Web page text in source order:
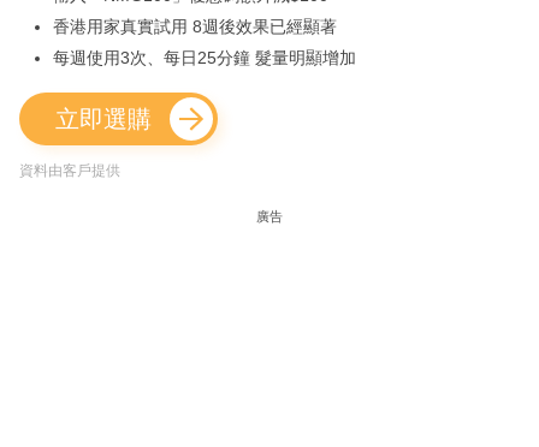
香港用家真實試用 8週後效果已經顯著
每週使用3次、每日25分鐘 髮量明顯增加
立即選購
資料由客戶提供
廣告